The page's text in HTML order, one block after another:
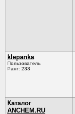
klepanka
Пользователь
Ранг: 233
Каталог
ANCHEM.RU